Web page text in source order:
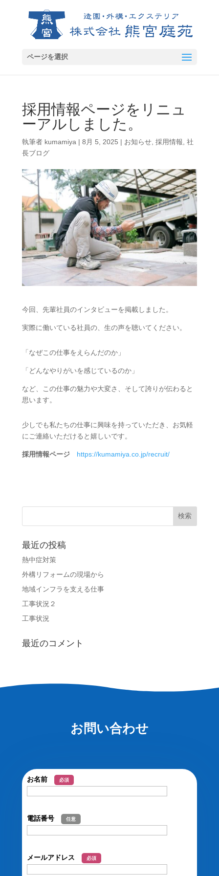
ページを選択
採用情報ページをリニュ
ーアルしました。
執筆者 kumamiya | 8月 5, 2025 | お知らせ, 採用情報 社
長ブログ
今回、先輩社員のインタビューを掲載しました。
実際に働いている社員の、生の声を聴いてください。
「なぜこの仕事をえらんだのか」
「どんなやりがいを感じているのか」
など、この仕事の魅力や大変さ、そして誇りが伝わると
思います。
少しでも私たちの仕事に興味を持っていただき、お気軽
にご連絡いただけると嬉しいです。
採用情報ページ https://kumamiya.co.jp/recruit/
最近の投稿
熱中症対策
外構リフォームの現場から
地域インフラを支える仕事
工事状況２
工事状況
最近のコメント
お問い合わせ
お名前 必須
電話番号 任意
メールアドレス 必須